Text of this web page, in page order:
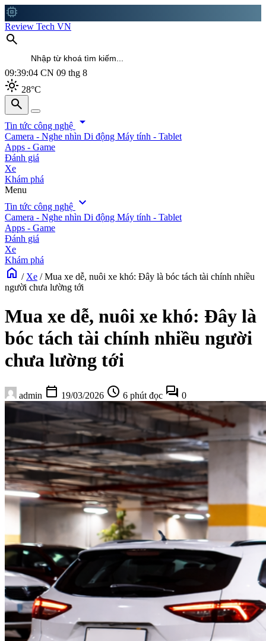
memory
Review Tech VN
search
09:39:06 CN 09 thg 8
light_mode 28°C
search
search
Tin tức công nghệ arrow_drop_down
Camera - Nghe nhìn Di động Máy tính - Tablet
Apps - Game
Đánh giá
Xe
Khám phá
Menu
Tin tức công nghệ expand_more
Camera - Nghe nhìn Di động Máy tính - Tablet
Apps - Game
Đánh giá
Xe
Khám phá
home / Xe / Mua xe dễ, nuôi xe khó: Đây là bóc tách tài chính nhiều
người chưa lường tới
Mua xe dễ, nuôi xe khó: Đây là
bóc tách tài chính nhiều người
chưa lường tới
admin calendar_today 19/03/2026 schedule 6 phút đọc forum 0